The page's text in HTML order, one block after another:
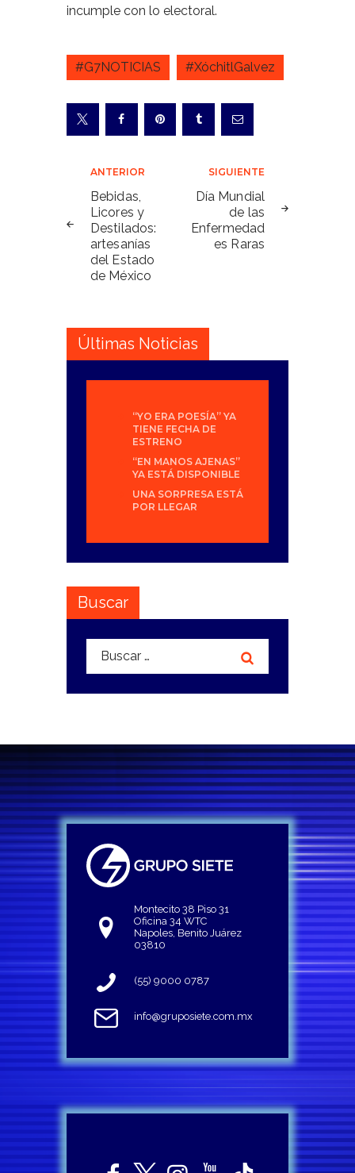
incumple con lo electoral.
#G7NOTICIAS #XóchitlGalvez
Navegación
de
entradas
ANTERIOR
Bebidas,
Licores y
Destilados:
artesanías
del Estado
de México
SIGUIENTE
Día Mundial
de las
Enfermedad
es Raras
Últimas Noticias
“YO ERA POESÍA” YA
TIENE FECHA DE
ESTRENO
“EN MANOS AJENAS”
YA ESTÁ DISPONIBLE
UNA SORPRESA ESTÁ
POR LLEGAR
Buscar
Buscar:
Montecito 38 Piso 31
Oficina 34 WTC
Napoles, Benito Juárez
03810
(55) 9000 0787
info@gruposiete.com.mx